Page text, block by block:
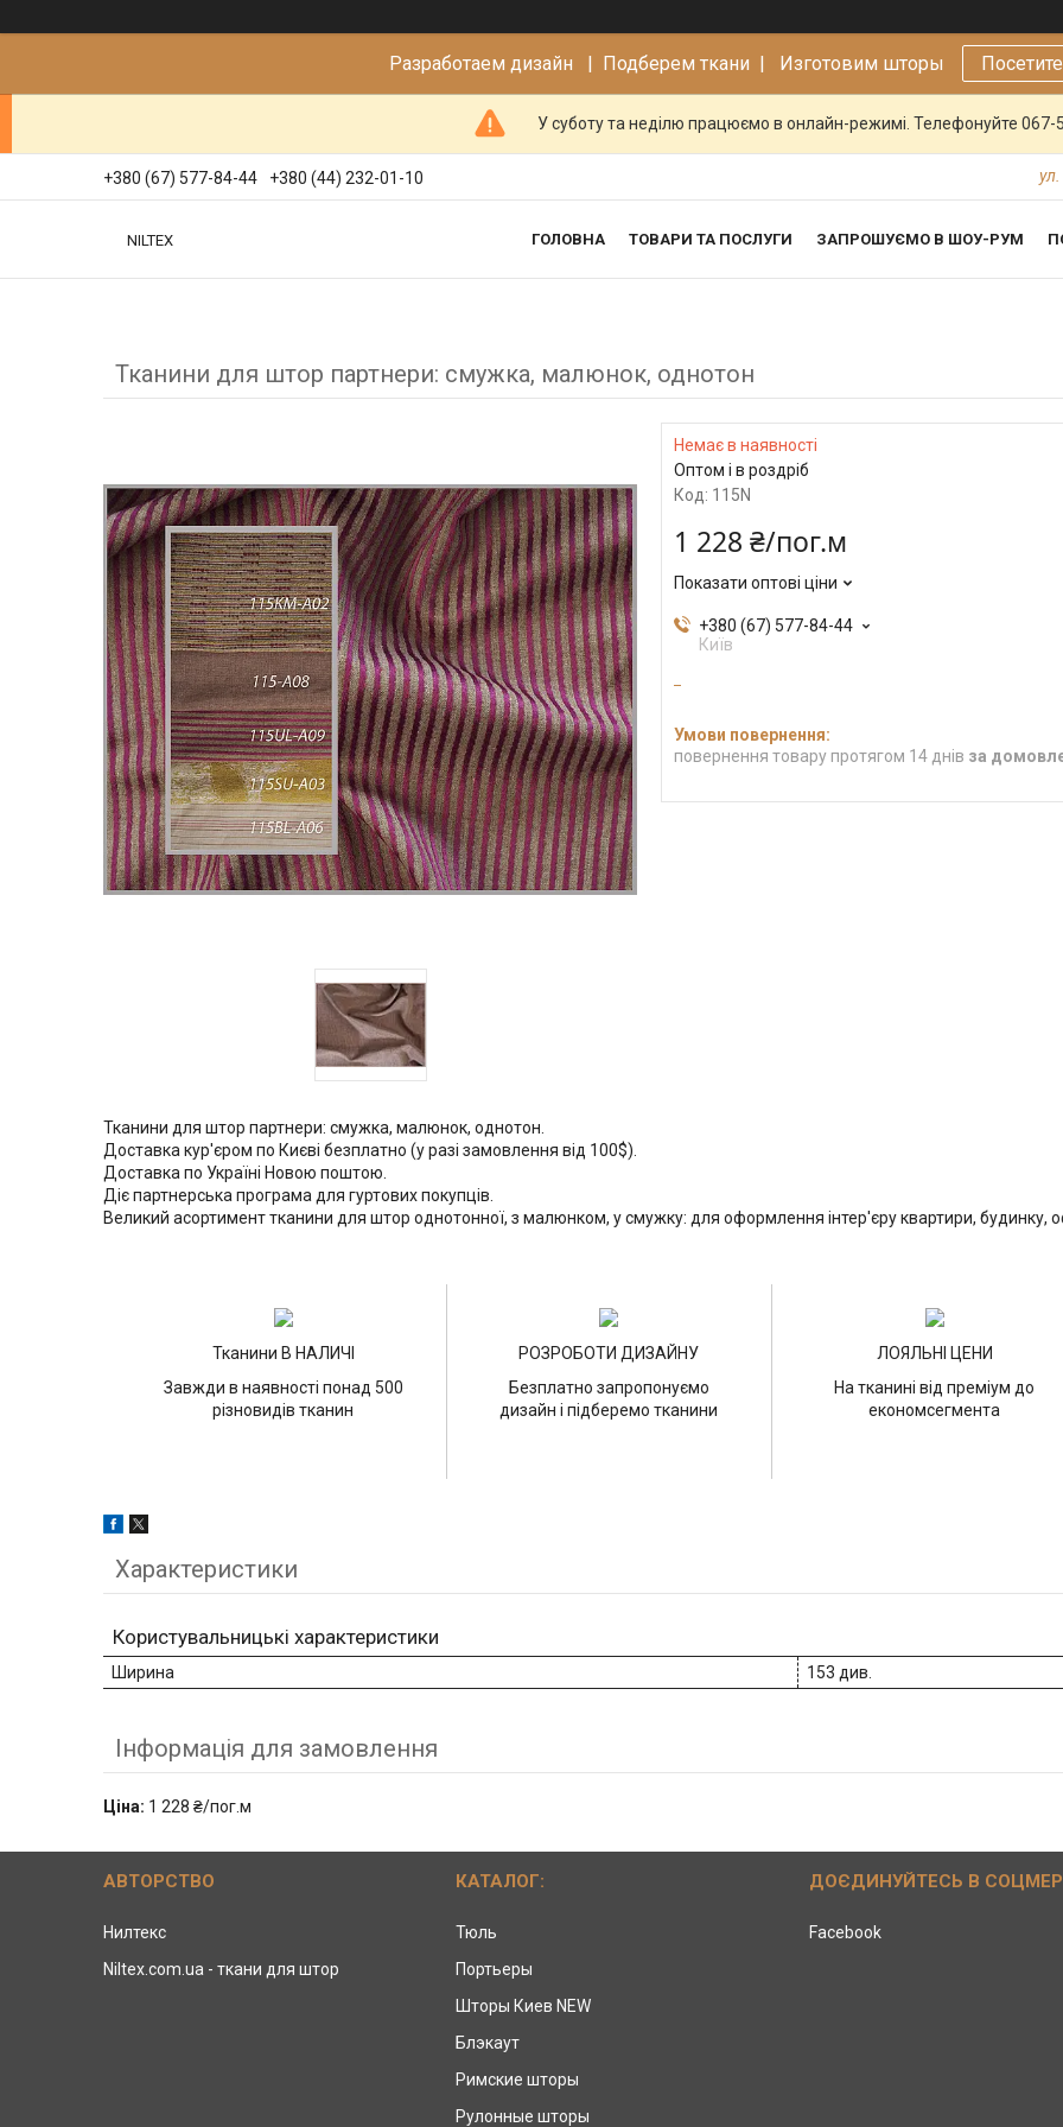
Разработаем дизайн | Подберем ткани | Изготовим шторы
У суботу та неділю працюємо в онлайн-режимі. Телефонуйте 067-
+380 (67) 577-84-44 +380 (44) 232-01-10
NILTEX ГОЛОВНА ТОВАРИ ТА ПОСЛУГИ ЗАПРОШУЄМО В ШОУ-РУМ
Тканини для штор партнери: смужка, малюнок, однотон
Немає в наявності
Оптом і в роздріб
Код: 115N
1 228 ₴/пог.м
Показати оптові ціни
+380 (67) 577-84-44
Київ
повернення товару протягом 14 днів за
Тканини для штор партнери: смужка, малюнок, однотон.
Доставка кур'єром по Києві безплатно (у разі замовлення від 100$).
Доставка по Україні Новою поштою.
Діє партнерська програма для гуртових покупців.
Великий асортимент тканини для штор однотонної, з малюнком, у смужку: для оформлення інтер'єру квартири, будинку,
Тканини В НАЛИЧІ
Завжди в наявності понад 500
різновидів тканин
РОЗРОБОТИ ДИЗАЙНУ
Безплатно запропонуємо
дизайн і підберемо тканини
ЛОЯЛЬНІ ЦЕНИ
На тканині від преміум до
економсегмента
Характеристики
Користувальницькі характеристики
Ширина 153 див.
Інформація для замовлення
Ціна: 1 228 ₴/пог.м
АВТОРСТВО
Нилтекс
Niltex.com.ua - ткани для штор
КАТАЛОГ:
Тюль
Портьеры
Шторы Киев NEW
Блэкаут
Римские шторы
Рулонные шторы
ДОЄДИНУЙТЕСЬ В
Facebook